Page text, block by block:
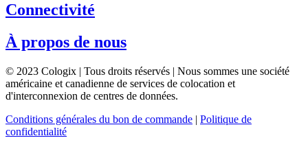
Connectivité
À propos de nous
© 2023 Cologix | Tous droits réservés | Nous sommes une société
américaine et canadienne de services de colocation et
d'interconnexion de centres de données.
Conditions générales du bon de commande | Politique de
confidentialité